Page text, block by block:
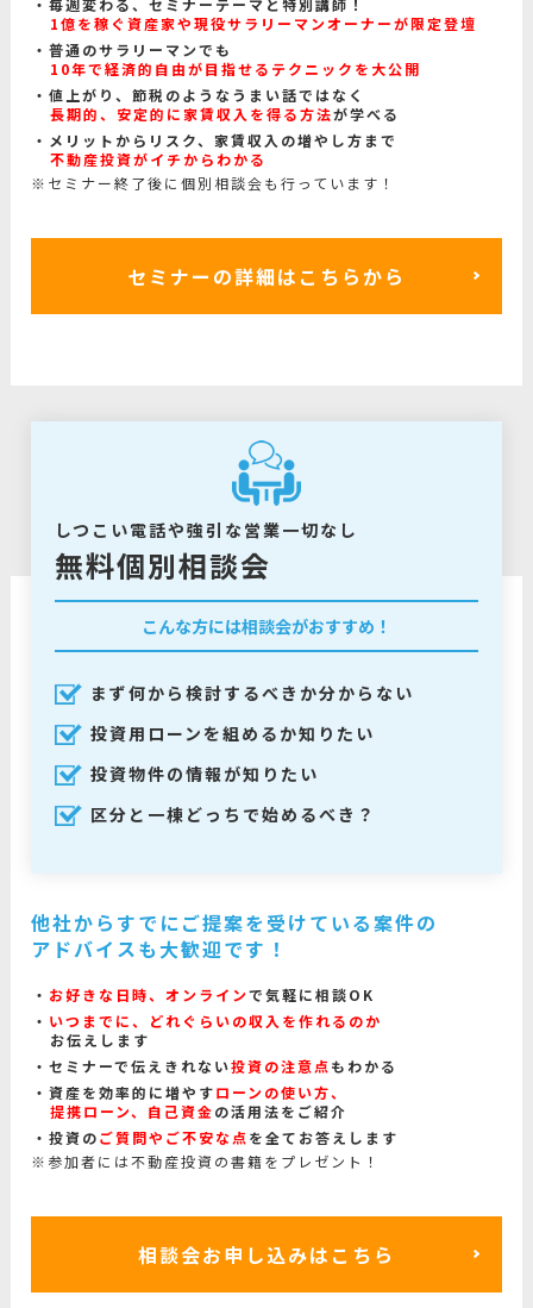
毎週変わる、セミナーテーマと特別講師！
1億を稼ぐ資産家や現役サラリーマンオーナーが限定登壇
普通のサラリーマンでも
10年で経済的自由が目指せるテクニックを大公開
値上がり、節税のようなうまい話ではなく
長期的、安定的に家賃収入を得る方法が学べる
メリットからリスク、家賃収入の増やし方まで
不動産投資がイチからわかる
※セミナー終了後に個別相談会も行っています！
セミナーの詳細はこちらから
しつこい電話や強引な営業一切なし
無料個別相談会
こんな方には相談会がおすすめ！
まず何から検討するべきか分からない
投資用ローンを組めるか知りたい
投資物件の情報が知りたい
区分と一棟どっちで始めるべき？
他社からすでにご提案を受けている案件の
アドバイスも大歓迎です！
お好きな日時、オンラインで気軽に相談OK
いつまでに、どれぐらいの収入を作れるのか
お伝えします
セミナーで伝えきれない投資の注意点 もわかる
資産を効率的に増やすローンの使い方、
提携ローン、自己資金の活用法をご紹介
投資のご質問やご不安な点 を全てお答えします
※参加者には不動産投資の書籍をプレゼント！
相談会お申し込みはこちら